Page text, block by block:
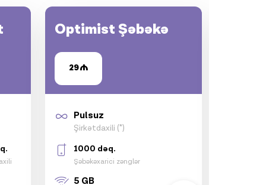
Optimist Şəbəkə
29
Pulsuz
Şirkətdaxili (*)
1000 dəq.
Şəbəkəxarici zənglər
5 GB